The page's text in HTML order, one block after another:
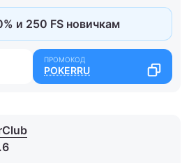
и 250 FS новичкам
POKERRU